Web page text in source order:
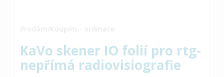
KaVo skener IO folií pro rtg-
nepřímá radiovisiografie